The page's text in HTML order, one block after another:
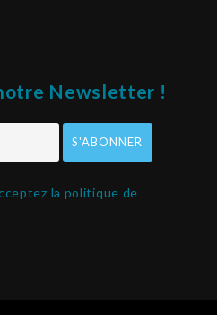
Newsletter !
la politique de